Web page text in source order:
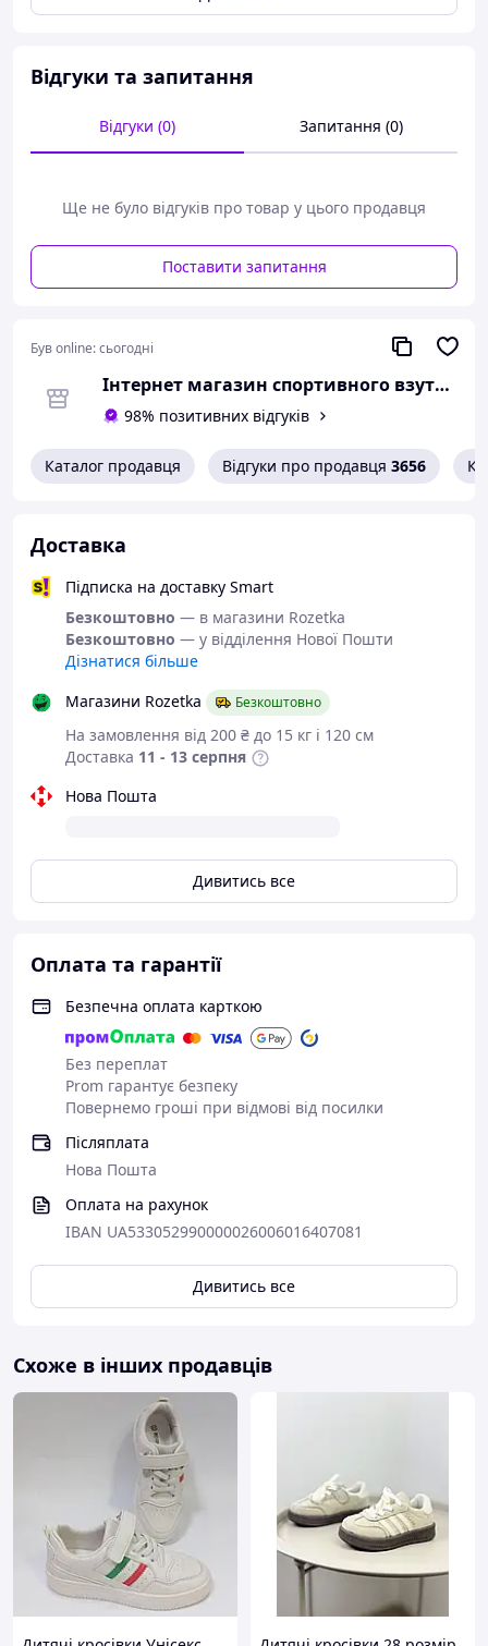
оснащені липучкою. Модель білого кольору з чорними
Приємних Вам покупок, з повагою, адміністрація
Відгуки та запитання
Відгуки (0) Запитання (0)
Ще не було відгуків про товар у цього продавця
Поставити запитання
Був online:сьогодні
Інтернет магазин спортивного взуття Shoes-Factory
98% позитивних відгуків
Каталог продавця Відгуки про продавця 3656
Доставка
Підписка на доставку Smart
Безкоштовно — в магазини Rozetka
Безкоштовно — у відділення Нової Пошти
Дізнатися більше
Магазини Rozetka
Безкоштовно
На замовлення від 200 ₴ до 15 кг і 120 см
Доставка 11 - 13 серпня
Нова Пошта
Дивитись все
Оплата та гарантії
Безпечна оплата карткою
Без переплат
Prom гарантує безпеку
Повернемо гроші при відмові від посилки
Післяплата
Нова Пошта
Оплата на рахунок
IBAN UA533052990000026006016407081
Дивитись все
Схоже в інших продавців